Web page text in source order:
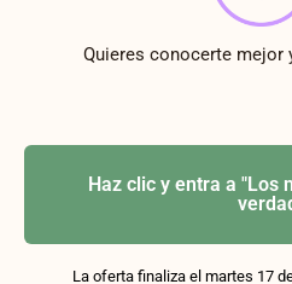
Quieres conocerte mejor
Haz clic y entra a "Los
La oferta finaliza el martes 17